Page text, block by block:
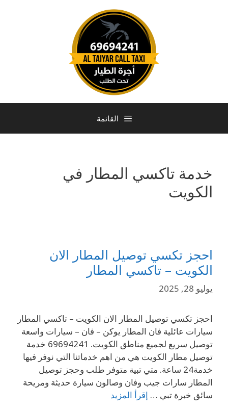
القائمة
خدمة تاكسي المطار في
الكويت
احجز تكسي توصيل المطار الان
الكويت – تاكسي المطار
يوليو 28, 2025
احجز تكسي توصيل المطار الان الكويت – تاكسي المطار
سيارات عائلية فان المطار يوكن – فان – سيارات واسعة
توصيل سريع لجميع مناطق الكويت. 69694241 خدمة
توصيل مطار الكويت هي من اهم خدماتنا التي نوفر فيها
خدمة24 ساعة. متي تبية متوفر طلب وحجز توصيل
المطار سارات جيب وفان وصالون سيارة حديثة ومريحة
سائق خبرة تبي … إقرأ المزيد